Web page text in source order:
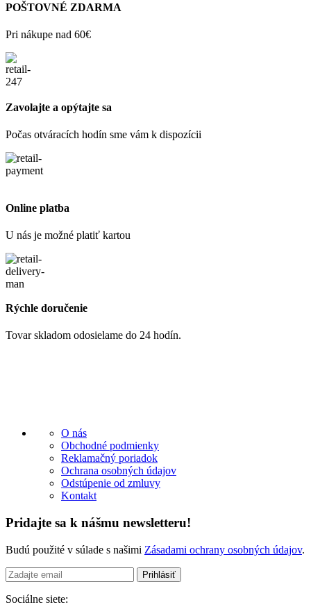
POŠTOVNÉ ZDARMA
Pri nákupe nad 60€
Zavolajte a opýtajte sa
Počas otváracích hodín sme vám k dispozícii
Online platba
U nás je možné platiť kartou
Rýchle doručenie
Tovar skladom odosielame do 24 hodín.
O nás
Obchodné podmienky
Reklamačný poriadok
Ochrana osobných údajov
Odstúpenie od zmluvy
Kontakt
Pridajte sa k nášmu newsletteru!
Budú použité v súlade s našimi Zásadami ochrany osobných údajov.
Sociálne siete: